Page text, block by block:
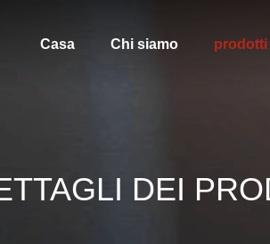
Casa Chi siamo prodotti
DEI